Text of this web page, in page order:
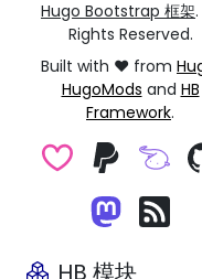
Hugo Bootstrap 框架
Rights Reserved.
Built with ❤️ from
HugoMods and HB
Framework.
HB 模块